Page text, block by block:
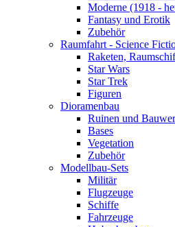
Moderne (1918 -
Fantasy und Erotik
Zubehör
Raumfahrt - Science
Raketen,
Star Wars
Star Trek
Figuren
Dioramenbau
Ruinen und
Bases
Vegetation
Zubehör
Modellbau-Sets
Militär
Flugzeuge
Schiffe
Fahrzeuge